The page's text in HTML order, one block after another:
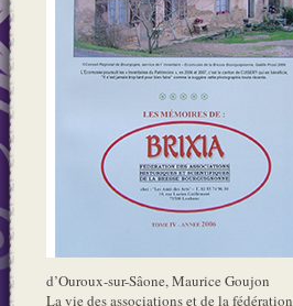
d’Ouroux-sur-Sâone, Maurice Goujon
La vie des associations et de la fédération